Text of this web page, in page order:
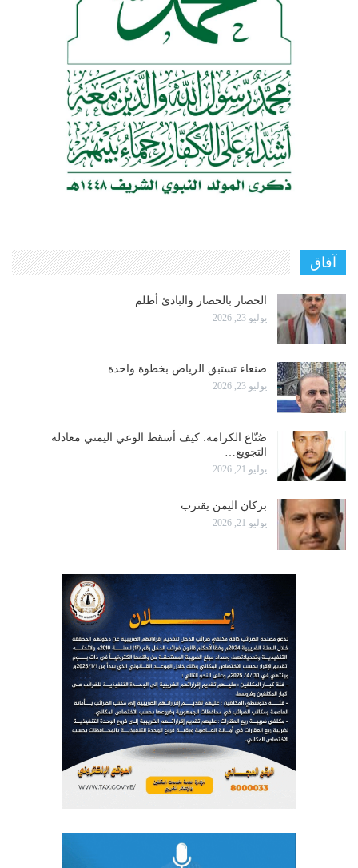
آفاق
الحصار بالحصار والبادئ أظلم
يوليو 23, 2026
صنعاء تستبق الرياض بخطوة واحدة
يوليو 23, 2026
صُنّاع الكرامة: كيف أسقط الوعي اليمني معادلة
التجويع…
يوليو 21, 2026
بركان اليمن يقترب
يوليو 21, 2026